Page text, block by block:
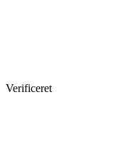
Verificeret